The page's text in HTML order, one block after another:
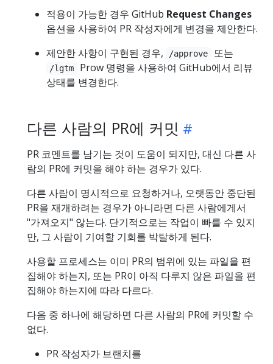
적용이 가능한 경우 GitHub Request Changes
옵션을 사용하여 PR 작성자에게 변경을 제안한다.
제안한 사항이 구현된 경우,
/approve 또는
/lgtm
Prow 명령을 사용하여 GitHub에서 리뷰
상태를 변경한다.
다른 사람의 PR에 커밋
PR 코멘트를 남기는 것이 도움이 되지만, 대신 다른 사
람의 PR에 커밋을 해야 하는 경우가 있다.
다른 사람이 명시적으로 요청하거나, 오랫동안 중단된
PR을 재개하려는 경우가 아니라면 다른 사람에게서
"가져오지" 않는다. 단기적으로는 작업이 빠를 수 있지
만, 그 사람이 기여할 기회를 박탈하게 된다.
사용할 프로세스는 이미 PR의 범위에 있는 파일을 편
집해야 하는지, 또는 PR이 아직 다루지 않은 파일을 편
집해야 하는지에 따라 다르다.
다음 중 하나에 해당하면 다른 사람의 PR에 커밋할 수
없다.
PR 작성자가 브랜치를